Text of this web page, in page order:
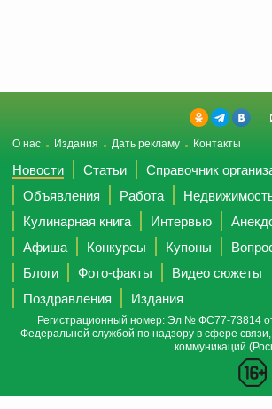
О нас Издания Дать рекламу Контакты
Новости Статьи
Справочник
Объявления
Работа
Кулинарная книга
Интервью
Афиша
Конкурсы Купоны
Блоги
Фото-факты
Видео сюжеты
Поздравления
Издания
Регистрационный номер: Эл № ФС77-73814
Федеральной службой по надзору в сфере
коммуникаций